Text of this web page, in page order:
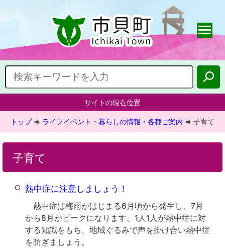
サイトの現在位置
トップ⇒ ライフイベント・暮らしの情報・各種ご案内 ⇒ 子育て
子育て
熱中症に注意しましょう！
熱中症は梅雨がはじまる6月頃から発生し、7月
から8月がピークになります。1人1人が熱中症に対
する知識をもち、地域ぐるみで声を掛け合い熱中症
を防ぎましょう。